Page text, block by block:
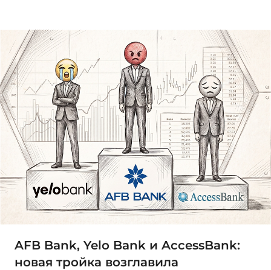
AFB Bank, Yelo Bank и AccessBank:
новая тройка возглавила